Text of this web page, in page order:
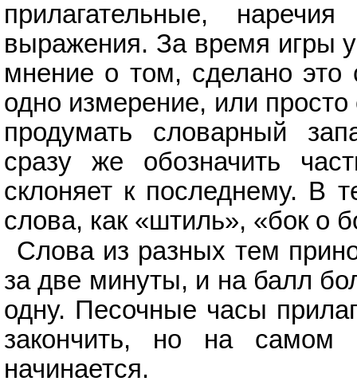
прилагательные,
выражения. За время игры
мнение о том, сделано это
одно измерение, или просто
продумать словарный
сразу же обозначить
склоняет к последнему. В
слова, как «штиль», «бок о
Слова из разных тем
за две минуты, и на балл
одну. Песочные часы
закончить, но на самом
начинается.